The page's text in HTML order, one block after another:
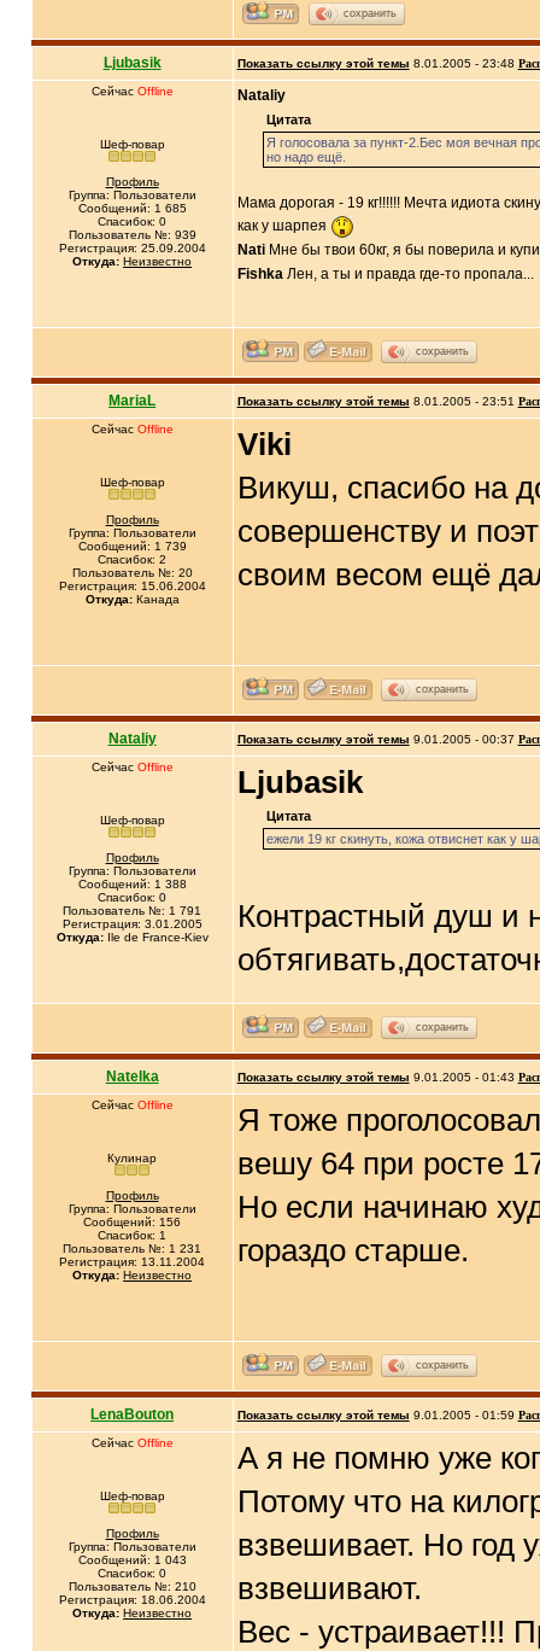
сохранить
Ljubasik Показать ссылку этой темы 8.01.2005 - 23:48
Сейчас Offline
Шеф-повар
Профиль
Группа: Пользователи
Сообщений: 1 685
Спасибок: 0
Пользователь №: 939
Регистрация: 25.09.2004
Откуда: Неизвестно
Nataliy
Цитата
Я голосовала за пункт-2.Бес моя вечная
но надо ещё.
Мама дорогая - 19 кг!!!!!! Мечта идиота
как у шарпея
NatiМне бы твои 60кг, я бы поверила и
FishkaЛен, а ты и правда где-то пропала...
сохранить
MariaL Показать ссылку этой темы 8.01.2005 - 23:51
Сейчас Offline
Шеф-повар
Профиль
Группа: Пользователи
Сообщений: 1 739
Спасибок: 2
Пользователь №: 20
Регистрация: 15.06.2004
Откуда:Канада
Viki
Викуш, спасибо на
совершенству и
своим весом ещё
сохранить
Nataliy Показать ссылку этой темы 9.01.2005 - 00:37
Сейчас Offline
Шеф-повар
Профиль
Группа: Пользователи
Сообщений: 1 388
Спасибок: 0
Пользователь №: 1 791
Регистрация: 3.01.2005
Откуда:Ile de France-Kiev
Ljubasik
Цитата
ежели 19 кг скинуть, кожа отвиснет как у
Контрастный душ и
сохранить
Natelka Показать ссылку этой темы 9.01.2005 - 01:43
Сейчас Offline
Кулинар
Профиль
Группа: Пользователи
Сообщений: 156
Спасибок: 1
Пользователь №: 1 231
Регистрация: 13.11.2004
Откуда: Неизвестно
Я тоже
вешу 64 при росте
Но если начинаю
гораздо старше.
сохранить
LenaBouton Показать ссылку этой темы 9.01.2005 - 01:59
Сейчас Offline
Шеф-повар
Профиль
Группа: Пользователи
Сообщений: 1 043
Спасибок: 0
Пользователь №: 210
Регистрация: 18.06.2004
Откуда: Неизвестно
А я не помню уже
Потому что на
взвешивает. Но год
взвешивают.
Вес - устраивает!!!